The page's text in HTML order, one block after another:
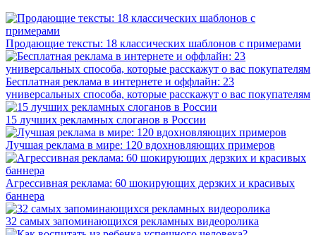
Продающие тексты: 18 классических шаблонов с примерами
Бесплатная реклама в интернете и оффлайн: 23
универсальных способа, которые расскажут о вас покупателям
15 лучших рекламных слоганов в России
Лучшая реклама в мире: 120 вдохновляющих примеров
Агрессивная реклама: 60 шокирующих дерзких и красивых
баннера
32 самых запоминающихся рекламных видеоролика